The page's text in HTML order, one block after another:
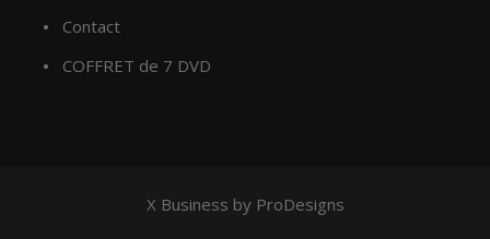
Contact
COFFRET de 7 DVD
X Business by ProDesigns